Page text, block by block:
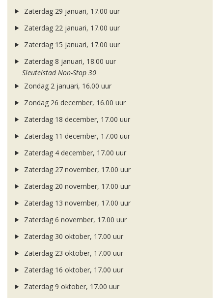
Zaterdag 29 januari, 17.00 uur
Zaterdag 22 januari, 17.00 uur
Zaterdag 15 januari, 17.00 uur
Zaterdag 8 januari, 18.00 uur
Sleutelstad Non-Stop 30
Zondag 2 januari, 16.00 uur
Zondag 26 december, 16.00 uur
Zaterdag 18 december, 17.00 uur
Zaterdag 11 december, 17.00 uur
Zaterdag 4 december, 17.00 uur
Zaterdag 27 november, 17.00 uur
Zaterdag 20 november, 17.00 uur
Zaterdag 13 november, 17.00 uur
Zaterdag 6 november, 17.00 uur
Zaterdag 30 oktober, 17.00 uur
Zaterdag 23 oktober, 17.00 uur
Zaterdag 16 oktober, 17.00 uur
Zaterdag 9 oktober, 17.00 uur